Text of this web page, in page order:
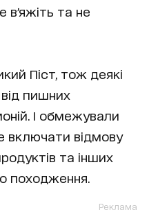
та не
Піст, тож деякі
пишних
І обмежували
включати відмову
та інших
походження.
Реклама